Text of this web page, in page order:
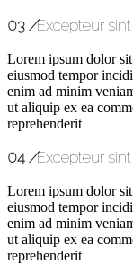
03 /Excepteur
Lorem ipsum dolor
eiusmod tempor
enim ad minim
ut aliquip ex ea
reprehenderit
04 /Excepteur
Lorem ipsum dolor
eiusmod tempor
enim ad minim
ut aliquip ex ea
reprehenderit